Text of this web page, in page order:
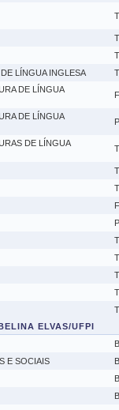
LÍNGUA INGLESA
DE LÍNGUA
DE LÍNGUA
DE LÍNGUA
ELVAS/UFPI
E SOCIAIS